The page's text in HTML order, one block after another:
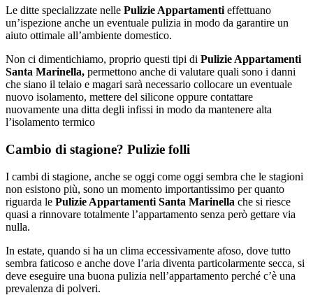
Le ditte specializzate nelle Pulizie Appartamenti effettuano
un’ispezione anche un eventuale pulizia in modo da garantire un
aiuto ottimale all’ambiente domestico.
Non ci dimentichiamo, proprio questi tipi di Pulizie Appartamenti
Santa Marinella, permettono anche di valutare quali sono i danni
che siano il telaio e magari sarà necessario collocare un eventuale
nuovo isolamento, mettere del silicone oppure contattare
nuovamente una ditta degli infissi in modo da mantenere alta
l’isolamento termico
Cambio di stagione? Pulizie folli
I cambi di stagione, anche se oggi come oggi sembra che le stagioni
non esistono più, sono un momento importantissimo per quanto
riguarda le Pulizie Appartamenti Santa Marinella che si riesce
quasi a rinnovare totalmente l’appartamento senza però gettare via
nulla.
In estate, quando si ha un clima eccessivamente afoso, dove tutto
sembra faticoso e anche dove l’aria diventa particolarmente secca, si
deve eseguire una buona pulizia nell’appartamento perché c’è una
prevalenza di polveri.